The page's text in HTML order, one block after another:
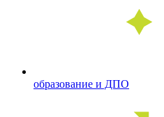
образование и ДПО